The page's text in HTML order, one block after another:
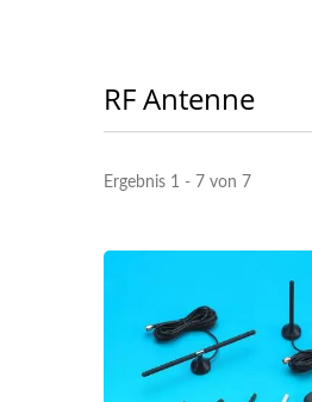
RF Antenne
Ergebnis 1 - 7 von 7